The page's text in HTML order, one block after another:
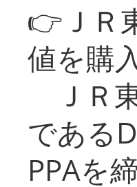
👉ＪＲ
値を購
ＪＲ
である
PPAを